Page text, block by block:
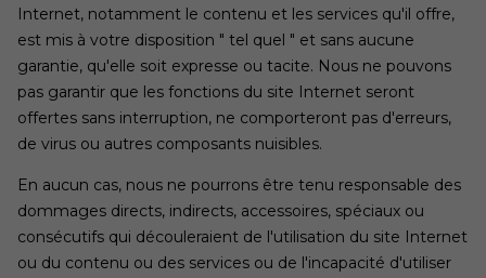
Internet, notamment le contenu et les services qu'il offre,
est mis à votre disposition " tel quel " et sans aucune
garantie, qu'elle soit expresse ou tacite. Nous ne pouvons
pas garantir que les fonctions du site Internet seront
offertes sans interruption, ne comporteront pas d'erreurs,
de virus ou autres composants nuisibles.
En aucun cas, nous ne pourrons être tenu responsable des
dommages directs, indirects, accessoires, spéciaux ou
consécutifs qui découleraient de l'utilisation du site Internet
ou du contenu ou des services ou de l'incapacité d'utiliser